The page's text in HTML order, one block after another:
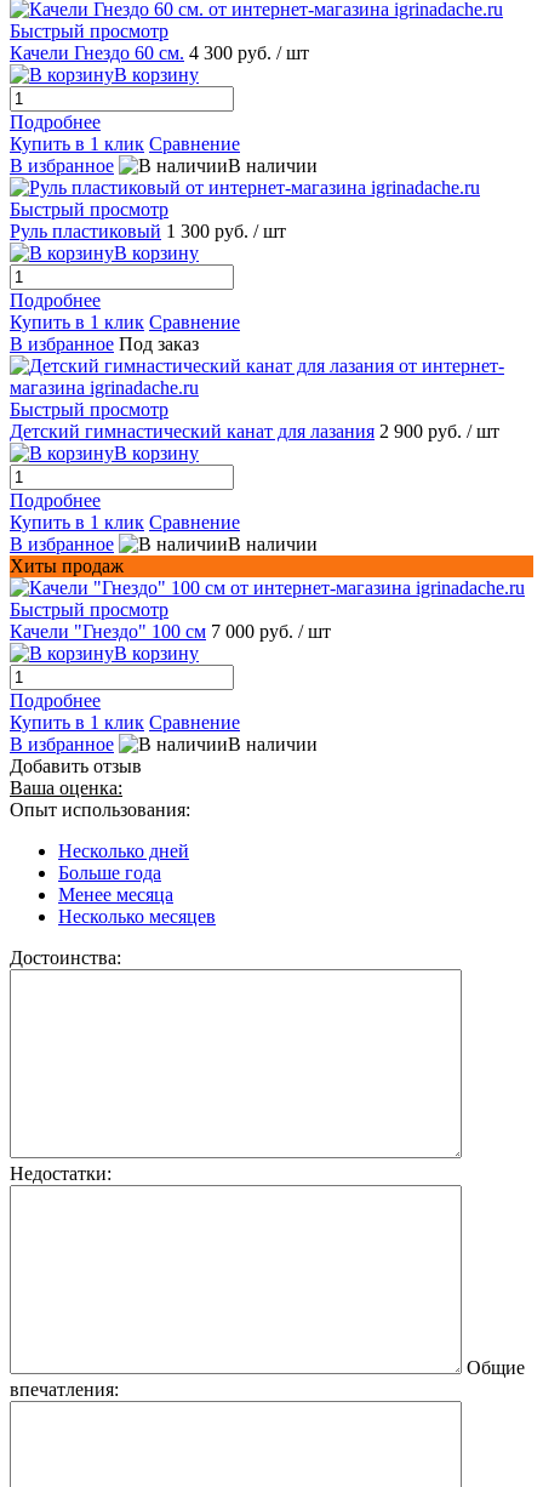
Быстрый просмотр
Качели Гнездо 60 см. 4 300 руб. / шт
В корзину
Подробнее
Купить в 1 клик Сравнение
В избранное
В наличии
Быстрый просмотр
Руль пластиковый 1 300 руб. / шт
В корзину
Подробнее
Купить в 1 клик Сравнение
В избранное Под заказ
Быстрый просмотр
Детский гимнастический канат для лазания 2 900 руб. / шт
В корзину
Подробнее
Купить в 1 клик Сравнение
В избранное
В наличии
Хиты продаж
Быстрый просмотр
Качели "Гнездо" 100 см 7 000 руб. / шт
В корзину
Подробнее
Купить в 1 клик Сравнение
В избранное
В наличии
Добавить отзыв
Ваша оценка:
Опыт использования:
Несколько дней
Больше года
Менее месяца
Несколько месяцев
Достоинства:
Недостатки:
Общие
впечатления: